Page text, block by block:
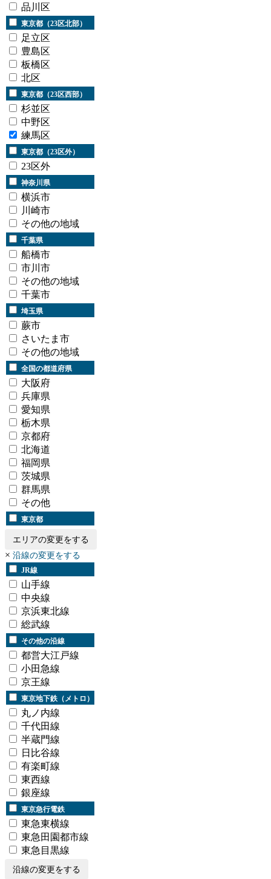
品川区
東京都（23区北部）
足立区
豊島区
板橋区
北区
東京都（23区西部）
杉並区
中野区
練馬区
東京都（23区外）
23区外
神奈川県
横浜市
川崎市
その他の地域
千葉県
船橋市
市川市
その他の地域
千葉市
埼玉県
蕨市
さいたま市
その他の地域
全国の都道府県
大阪府
兵庫県
愛知県
栃木県
京都府
北海道
福岡県
茨城県
群馬県
その他
東京都
エリアの変更をする
× 沿線の変更をする
JR線
山手線
中央線
京浜東北線
総武線
その他の沿線
都営大江戸線
小田急線
京王線
東京地下鉄（メトロ）
丸ノ内線
千代田線
半蔵門線
日比谷線
有楽町線
東西線
銀座線
東京急行電鉄
東急東横線
東急田園都市線
東急目黒線
沿線の変更をする